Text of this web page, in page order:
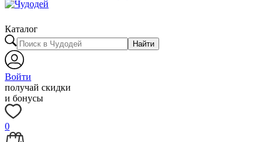
Каталог
Найти
Войти
получай скидки
и бонусы
0